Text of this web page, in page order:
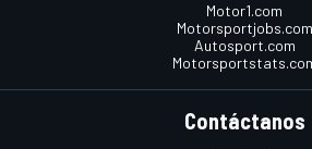
Motor1.com
Motorsportjobs.com
Autosport.com
Contáctanos